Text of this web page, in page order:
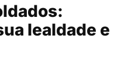
lealdade e